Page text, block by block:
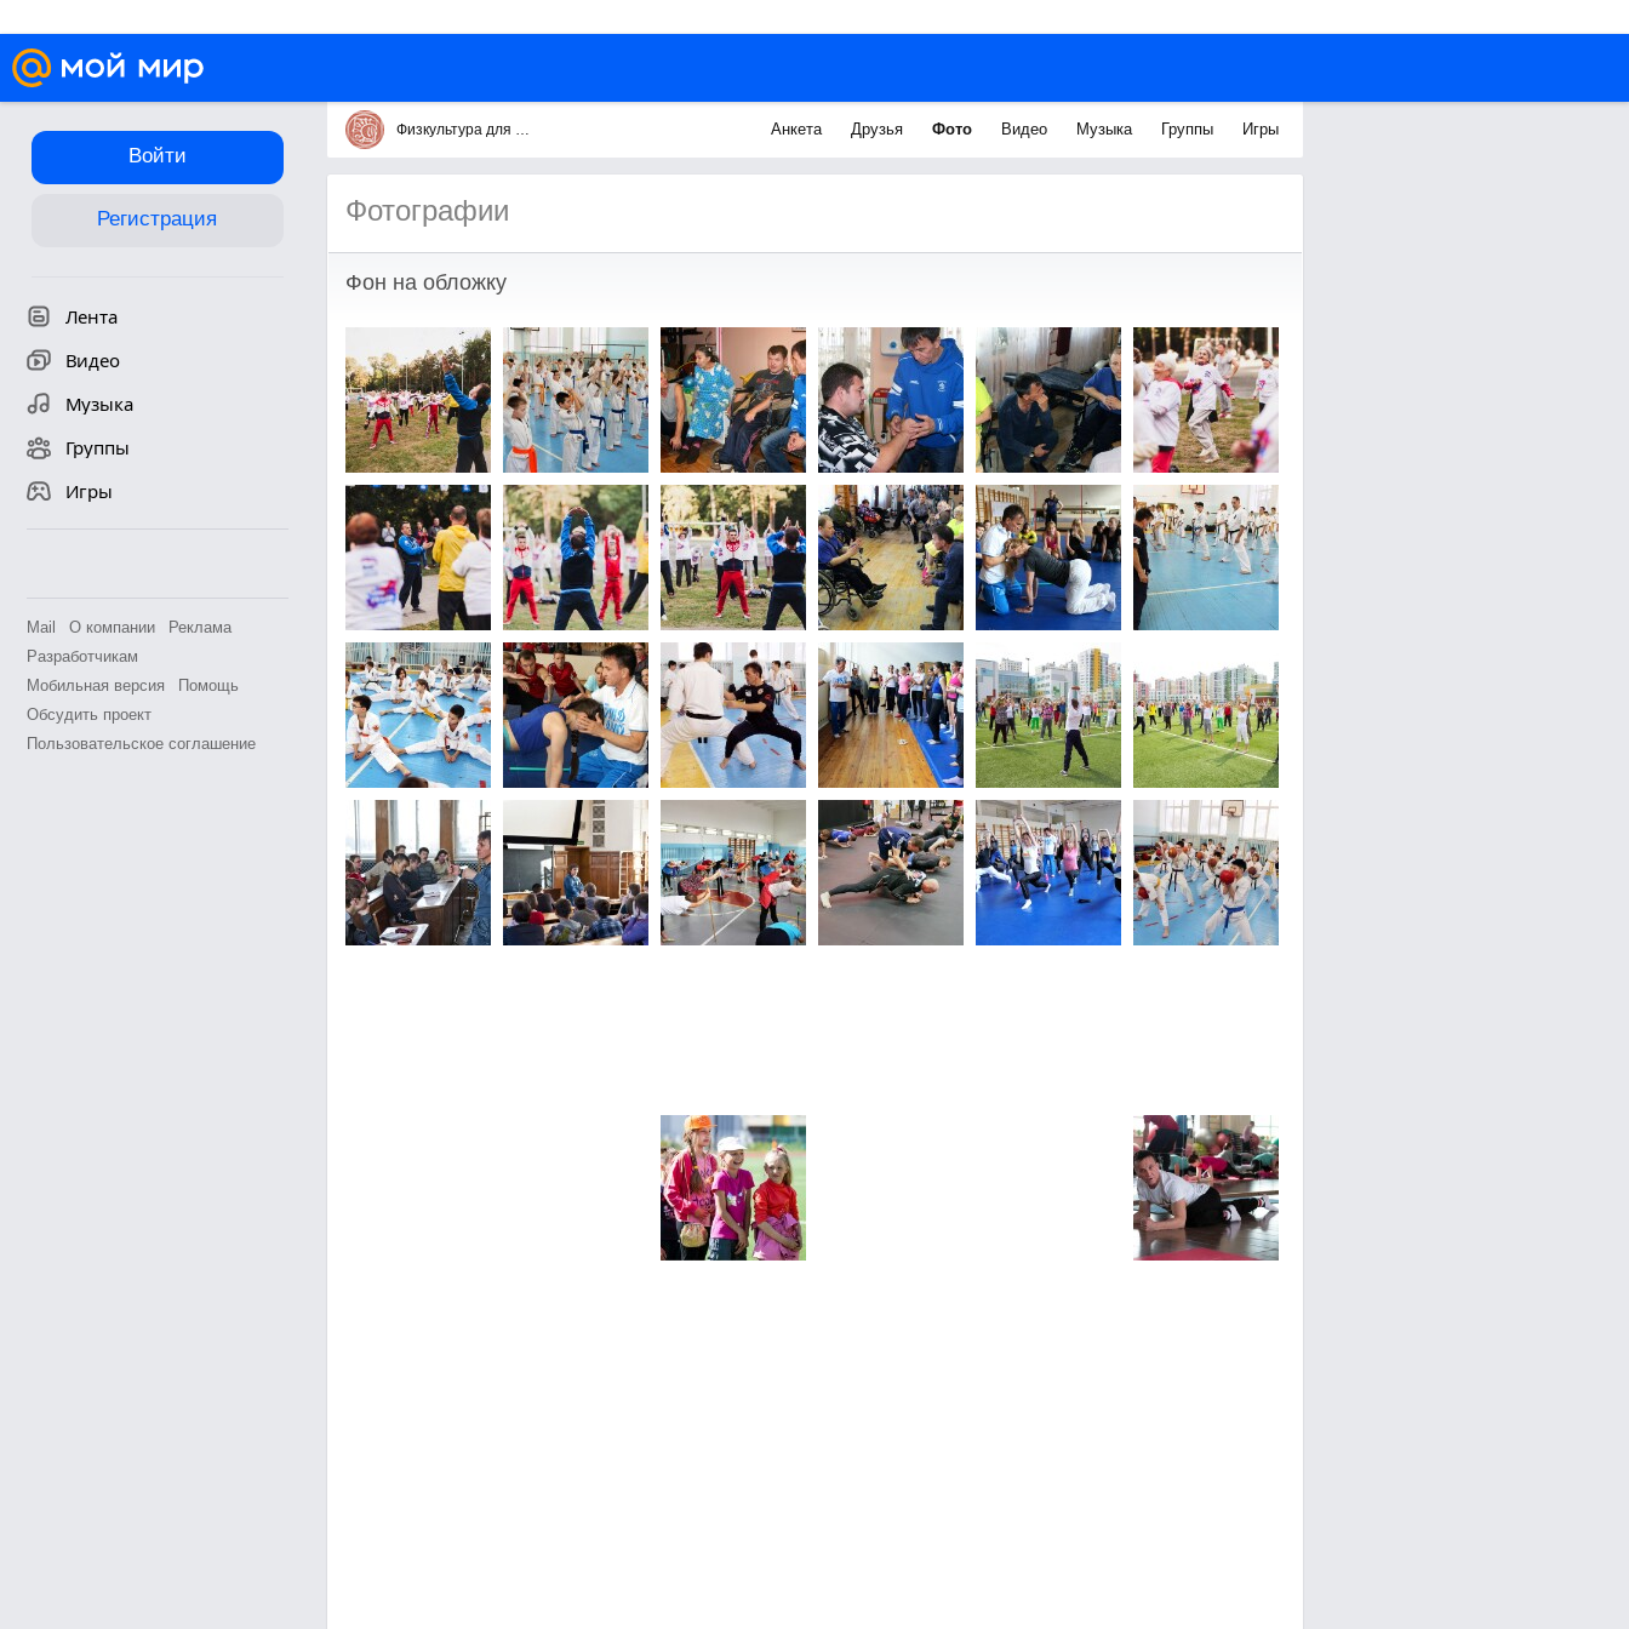
Войти
Регистрация
Лента
Видео
Музыка
Группы
Игры
Mail О компании
Реклама
Разработчикам
Мобильная версия
Помощь
Обсудить проект
Пользовательское соглашение
Физкультура для всех физкультурадлявсех.рф Анкета Друзья Фото Видео Музыка Группы Игры
Фотографии
Фон на обложку